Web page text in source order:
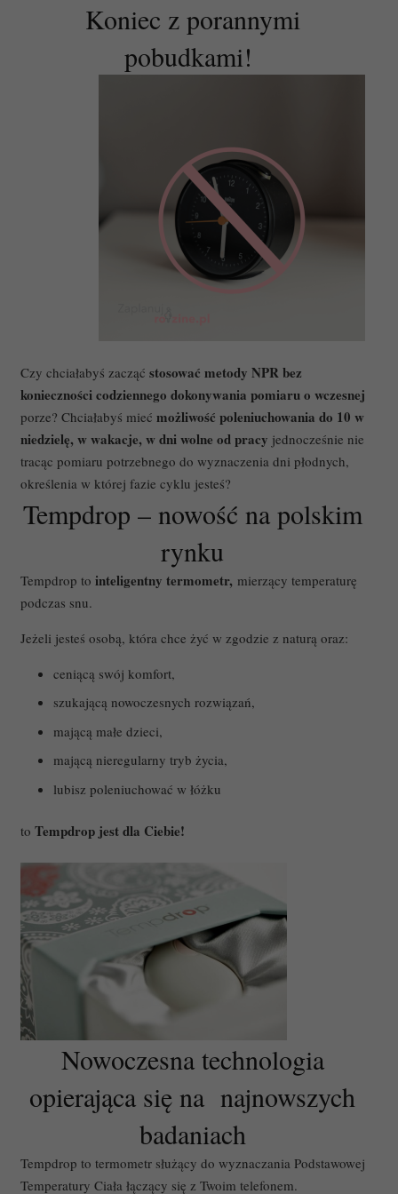
Koniec z porannymi
pobudkami!
Czy chciałabyś zacząć stosować metody NPR bez
konieczności codziennego dokonywania pomiaru o wczesnej
porze? Chciałabyś mieć możliwość poleniuchowania do 10 w
niedzielę, w wakacje, w dni wolne od pracy jednocześnie nie
tracąc pomiaru potrzebnego do wyznaczenia dni płodnych,
określenia w której fazie cyklu jesteś?
Tempdrop – nowość na polskim
rynku
Tempdrop to inteligentny termometr, mierzący temperaturę
podczas snu.
Jeżeli jesteś osobą, która chce żyć w zgodzie z naturą oraz:
ceniącą swój komfort,
szukającą nowoczesnych rozwiązań,
mającą małe dzieci,
mającą nieregularny tryb życia,
lubisz poleniuchować w łóżku
to Tempdrop jest dla Ciebie!
Nowoczesna technologia
opierająca się na najnowszych
badaniach
Tempdrop to termometr służący do wyznaczania Podstawowej
Temperatury Ciała łączący się z Twoim telefonem.